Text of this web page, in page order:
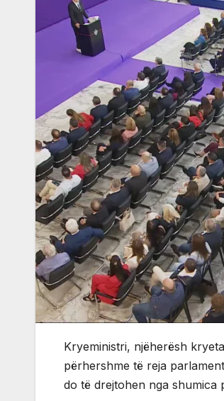
Kryeministri, njëherësh
përhershme të reja
do të drejtohen nga